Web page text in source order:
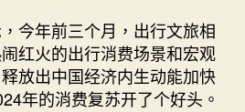
今年前三个月，出行文旅相
红火的出行消费场景和宏观
放出中国经济内生动能加快
年的消费复苏开了个好头。